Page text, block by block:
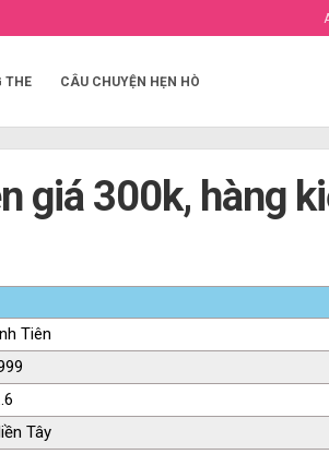
THE CÂU CHUYỆN HẸN HÒ
giá 300k, hàng
Tiên
Tây